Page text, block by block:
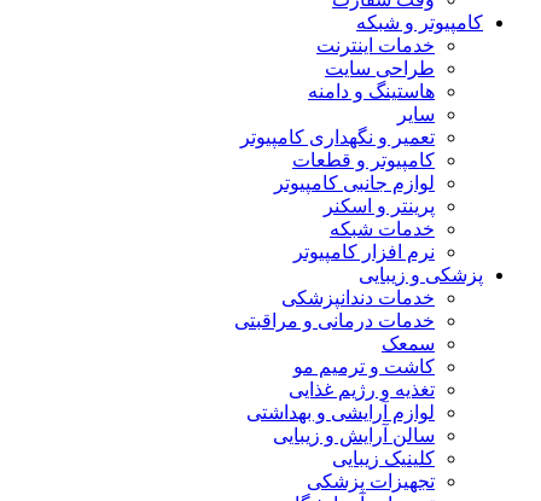
کامپیوتر و شبکه
خدمات اینترنت
طراحی سایت
هاستینگ و دامنه
سایر
تعمیر و نگهداری کامپیوتر
کامپیوتر و قطعات
لوازم جانبی کامپیوتر
پرینتر و اسکنر
خدمات شبکه
نرم افزار کامپیوتر
پزشکی و زیبایی
خدمات دندانپزشکی
خدمات درمانی و مراقبتی
سمعک
کاشت و ترمیم مو
تغذیه و رژیم غذایی
لوازم آرایشی و بهداشتی
سالن آرایش و زیبایی
کلینیک زیبایی
تجهیزات پزشکی